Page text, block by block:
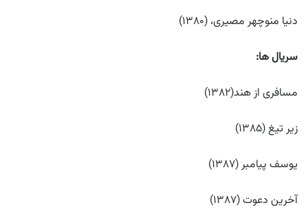
دنیا منوچهر مصیری، (۱۳۸۰)
سریال ها:
مسافری از هند(۱۳۸۲)
زیر تیغ (۱۳۸۵)
یوسف پیامبر (۱۳۸۷)
آخرین دعوت (۱۳۸۷)